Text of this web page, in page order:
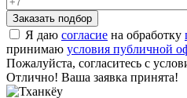
Я даю согласие на обработку
принимаю условия публичной
Пожалуйста, согласитесь с
Отлично! Ваша заявка принята!